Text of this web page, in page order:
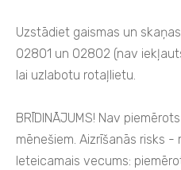
Uzstādiet gaismas un
02801 un 02802 (nav
lai uzlabotu rotaļlietu.
BRĪDINĀJUMS! Nav
mēnešiem. Aizrīšanās risks -
Ieteicamais vecums: